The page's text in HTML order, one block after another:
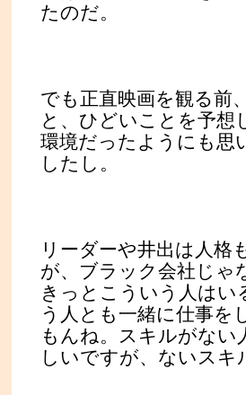
たのだ。
でも正直映画を観る前
と、ひどいことを予想
環境だったようにも思
したし。
リーダーや井出は人格
が、ブラック会社じゃ
きっとこういう人はい
う人とも一緒に仕事を
もんね。スキルがない
しいですが、ないスキ